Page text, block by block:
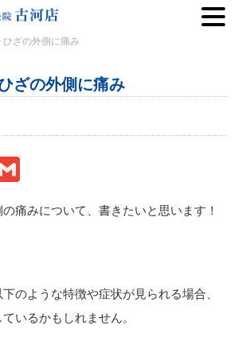
ひざの外側に痛み
ざの外側に痛み
痛みについて、書きたいと思います！
のような特徴や症状が見られる場合、
いるかもしれません。